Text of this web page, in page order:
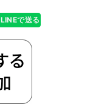
LINEで送る